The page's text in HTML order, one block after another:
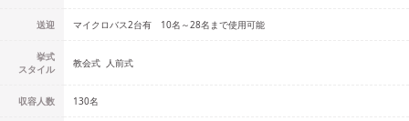
送迎 マイクロバス2台有 10名～28名まで使用可能
挙式
スタイル
教会式 人前式
収容人数 130名